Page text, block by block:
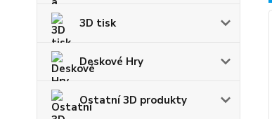
3D tisk
Deskové Hry
Ostatní 3D produkty